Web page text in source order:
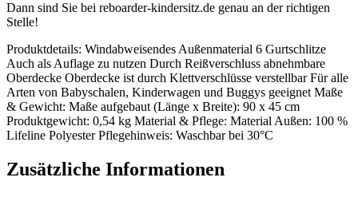
Dann sind Sie bei reboarder-kindersitz.de genau an der richtigen
Stelle!
Produktdetails: Windabweisendes Außenmaterial 6 Gurtschlitze
Auch als Auflage zu nutzen Durch Reißverschluss abnehmbare
Oberdecke Oberdecke ist durch Klettverschlüsse verstellbar Für alle
Arten von Babyschalen, Kinderwagen und Buggys geeignet Maße
& Gewicht: Maße aufgebaut (Länge x Breite): 90 x 45 cm
Produktgewicht: 0,54 kg Material & Pflege: Material Außen: 100 %
Lifeline Polyester Pflegehinweis: Waschbar bei 30°C
Zusätzliche Informationen